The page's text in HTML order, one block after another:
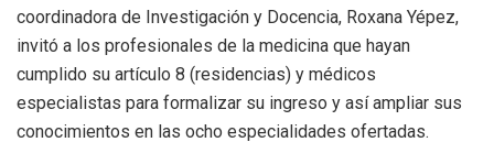
coordinadora de Investigación y Docencia, Roxana Yépez,
invitó a los profesionales de la medicina que hayan
cumplido su artículo 8 (residencias) y médicos
especialistas para formalizar su ingreso y así ampliar sus
conocimientos en las ocho especialidades ofertadas.